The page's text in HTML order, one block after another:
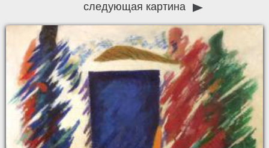
следующая картина